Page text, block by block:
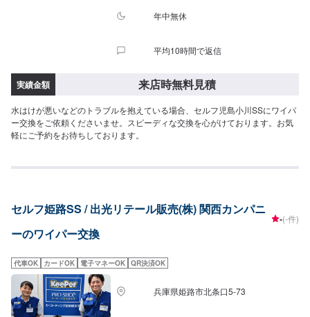
年中無休
平均10時間で返信
実績金額 来店時無料見積
水はけが悪いなどのトラブルを抱えている場合、セルフ児島小川SSにワイパ
ー交換をご依頼くださいませ。スピーディな交換を心がけております。お気
軽にご予約をお待ちしております。
セルフ姫路SS / 出光リテール販売(株) 関西カンパニ
ーのワイパー交換
-(-件)
代車OK カードOK 電子マネーOK QR決済OK
兵庫県姫路市北条口5-73